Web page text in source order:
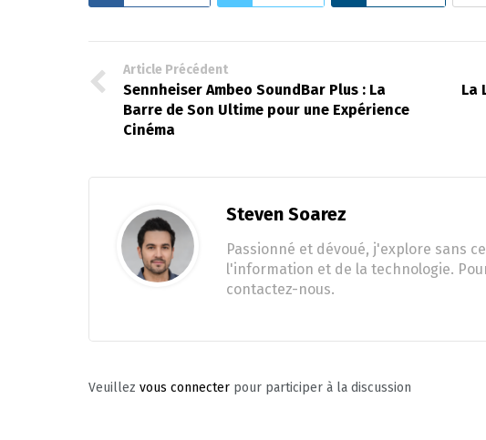
Article Précédent
Sennheiser Ambeo SoundBar Plus : La
Barre de Son Ultime pour une Expérience
Cinéma
La
Steven Soarez
Passionné et dévoué, j'explore sans
l'information et de la technologie.
contactez-nous.
Veuillez vous connecter pour participer à la discussion